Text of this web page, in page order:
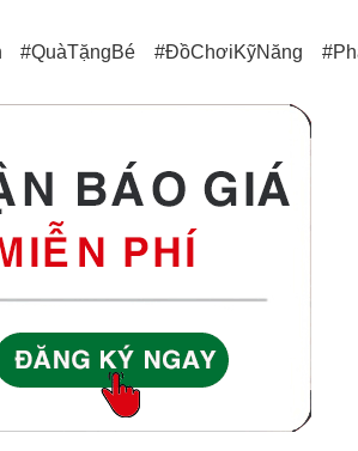
#ĐồChơiKỹNăng